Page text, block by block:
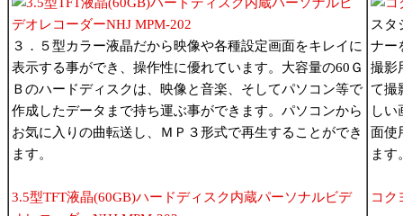
３．５型カラー液晶だから映像や各種設定画面をキレイに
表示する事ができ、操作性に優れています。大容量の60Ｇ
Ｂのハードディスクは、映像と音楽、そしてパソコン等で
作成したデータまで持ち運ぶ事ができます。パソコンから
お気に入りの曲転送し、ＭＰ３形式で再生することができ
ます。
3.5型TFT液晶(60GB)ハードディスク内蔵パーソナルビデ
スタ
ナー
撮影
て撮
しい
面使
ます
コク